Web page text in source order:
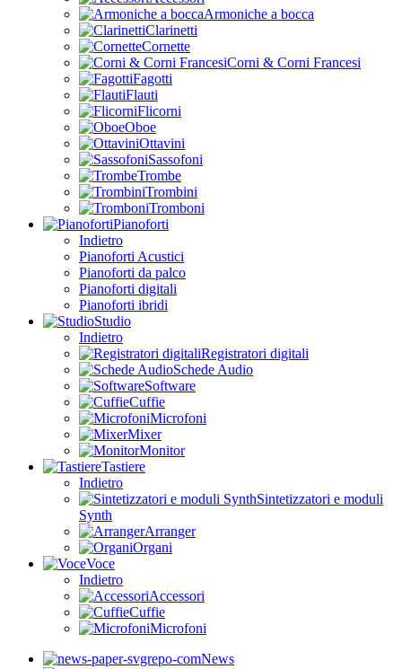
Armoniche a bocca
Clarinetti
Cornette
Corni & Corni Francesi
Fagotti
Flauti
Flicorni
Oboe
Ottavini
Sassofoni
Trombe
Trombini
Tromboni
Pianoforti
Indietro
Pianoforti Acustici
Pianoforti da palco
Pianoforti digitali
Pianoforti ibridi
Studio
Indietro
Registratori digitali
Schede Audio
Software
Cuffie
Microfoni
Mixer
Monitor
Tastiere
Indietro
Sintetizzatori e moduli
Synth
Arranger
Organi
Voce
Indietro
Accessori
Cuffie
Microfoni
News